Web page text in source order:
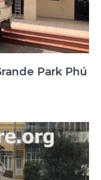
Park Phú